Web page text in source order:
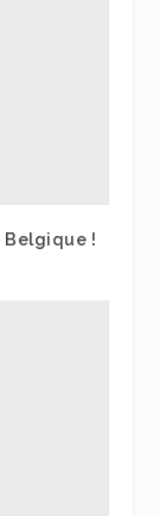
Belgique !